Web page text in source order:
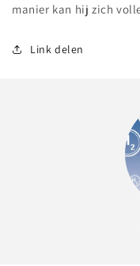
manier kan hij zich
Link delen